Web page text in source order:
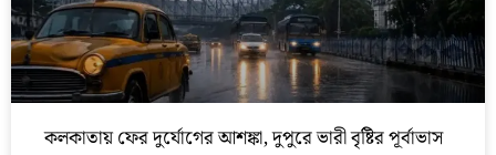
কলকাতায় ফের দুর্যোগের আশঙ্কা, দুপুরে ভারী বৃষ্টির পূর্বাভাস